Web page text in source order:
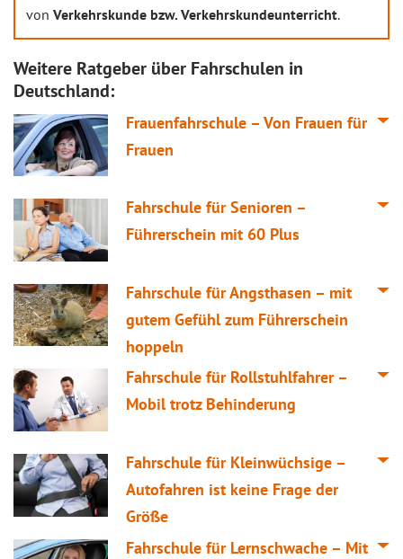
von Verkehrskunde bzw. Verkehrskundeunterricht.
Weitere Ratgeber über Fahrschulen in
Deutschland:
Frauenfahrschule – Von Frauen für
Frauen
Fahrschule für Senioren –
Führerschein mit 60 Plus
Fahrschule für Angsthasen – mit
gutem Gefühl zum Führerschein
hoppeln
Fahrschule für Rollstuhlfahrer –
Mobil trotz Behinderung
Fahrschule für Kleinwüchsige –
Autofahren ist keine Frage der
Größe
Fahrschule für Lernschwache – Mit